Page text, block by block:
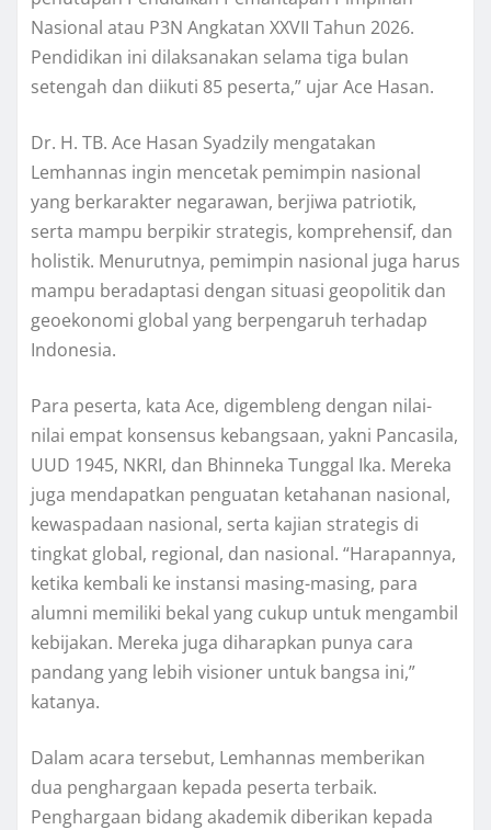
Nasional atau P3N Angkatan XXVII Tahun 2026.
Pendidikan ini dilaksanakan selama tiga bulan
setengah dan diikuti 85 peserta,” ujar Ace Hasan.
Dr. H. TB. Ace Hasan Syadzily mengatakan
Lemhannas ingin mencetak pemimpin nasional
yang berkarakter negarawan, berjiwa patriotik,
serta mampu berpikir strategis, komprehensif, dan
holistik. Menurutnya, pemimpin nasional juga harus
mampu beradaptasi dengan situasi geopolitik dan
geoekonomi global yang berpengaruh terhadap
Indonesia.
Para peserta, kata Ace, digembleng dengan nilai-
nilai empat konsensus kebangsaan, yakni Pancasila,
UUD 1945, NKRI, dan Bhinneka Tunggal Ika. Mereka
juga mendapatkan penguatan ketahanan nasional,
kewaspadaan nasional, serta kajian strategis di
tingkat global, regional, dan nasional. “Harapannya,
ketika kembali ke instansi masing-masing, para
alumni memiliki bekal yang cukup untuk mengambil
kebijakan. Mereka juga diharapkan punya cara
pandang yang lebih visioner untuk bangsa ini,”
katanya.
Dalam acara tersebut, Lemhannas memberikan
dua penghargaan kepada peserta terbaik.
Penghargaan bidang akademik diberikan kepada